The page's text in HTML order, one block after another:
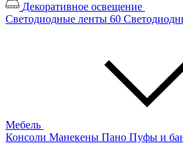
Декоративное освещение
Светодиодные ленты 60
Мебель
Консоли Манекены Пано Пуфы и